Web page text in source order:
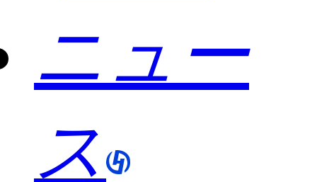
ニュー
ス